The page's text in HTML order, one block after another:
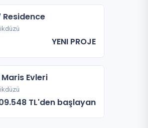
Residence
YENI PROJE
Evleri
TL'den başlayan